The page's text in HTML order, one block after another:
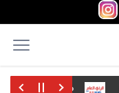
محمود الشاذلي يكتب: